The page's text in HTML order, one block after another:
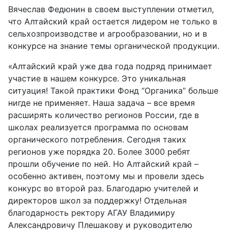
Вячеслав Федюнин в своем выступлении отметил,
что Алтайский край остается лидером не только в
сельхозпроизводстве и агрообразовании, но и в
конкурсе на знание темы органической продукции.
«Алтайский край уже два года подряд принимает
участие в нашем конкурсе. Это уникальная
ситуация! Такой практики Фонд “Органика” больше
нигде не применяет. Наша задача – все время
расширять количество регионов России, где в
школах реализуется программа по основам
органического потребления. Сегодня таких
регионов уже порядка 20. Более 3000 ребят
прошли обучение по ней. Но Алтайский край –
особенно активен, поэтому мы и провели здесь
конкурс во второй раз. Благодарю учителей и
директоров школ за поддержку! Отдельная
благодарность ректору АГАУ Владимиру
Александровичу Плешакову и руководителю